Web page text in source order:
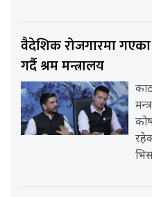
वैदेशिक रोजगारमा
गर्दै श्रम मन्त्रालय